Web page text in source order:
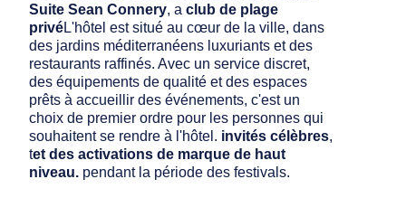
Suite Sean Connery, aclub de plage
privéL'hôtel est situé au cœur de la ville, dans
des jardins méditerranéens luxuriants et des
restaurants raffinés. Avec un service discret,
des équipements de qualité et des espaces
prêts à accueillir des événements, c'est un
choix de premier ordre pour les personnes qui
souhaitent se rendre à l'hôtel. invités célèbres,
tet des activations de marque de haut
niveau. pendant la période des festivals.